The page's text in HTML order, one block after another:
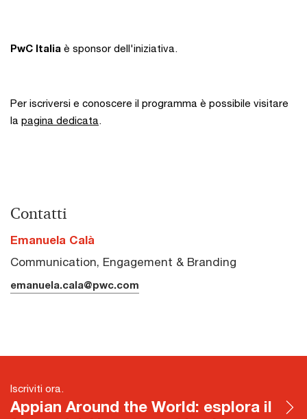
PwC Italia è sponsor dell'iniziativa.
Per iscriversi e conoscere il programma è possibile visitare
la pagina dedicata.
Contatti
Emanuela Calà
Communication, Engagement & Branding
emanuela.cala@pwc.com
Iscriviti ora.
Appian Around the World: esplora il